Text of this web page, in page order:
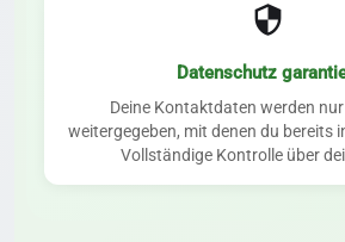
security
Datenschutz
Deine Kontaktdaten werden
weitergegeben, mit denen du bereits
Vollständige Kontrolle über